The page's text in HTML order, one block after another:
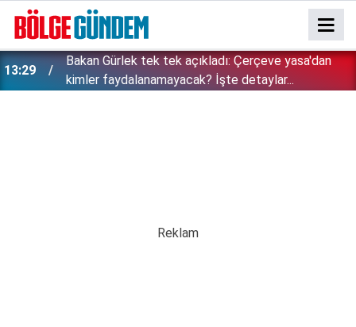
13:29
Bakan Gürlek tek tek açıkladı: Çerçeve yasa'dan
kimler faydalanamayacak? İşte detaylar...